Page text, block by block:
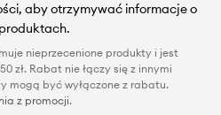
aby otrzymywać informacje o
nieprzecenione produkty i jest
zł. Rabat nie łączy się z innymi
mogą być wyłączone z rabatu.
z promocji.